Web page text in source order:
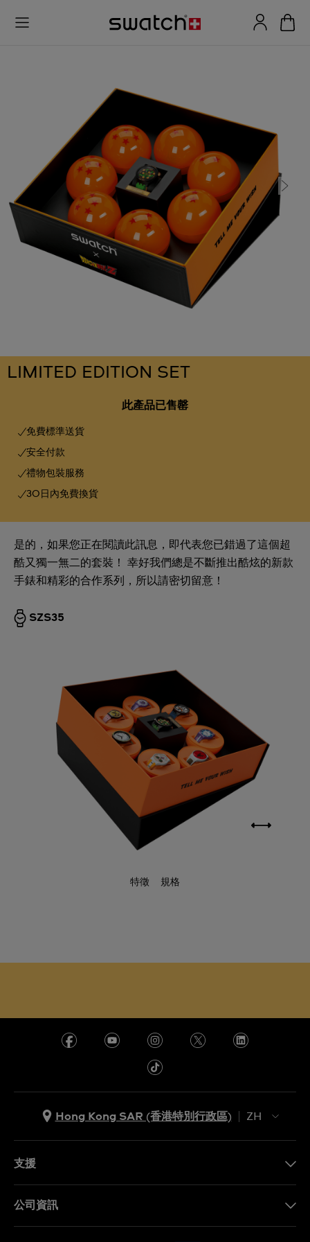
LIMITED EDITION SET
此產品已售罄
免費標準送貨
安全付款
禮物包裝服務
30日內免費換貨
是的，如果您正在閱讀此訊息，即代表您已錯過了這個超
酷又獨一無二的套裝！ 幸好我們總是不斷推出酷炫的新款
手錶和精彩的合作系列，所以請密切留意！
SZS35
特徵 規格
Hong Kong SAR (香港特別行政區)
ZH
支援
公司資訊